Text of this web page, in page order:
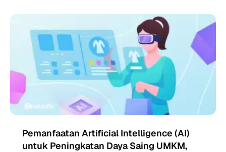
Pemanfaatan Artificial Intelligence (AI)
untuk Peningkatan Daya Saing UMKM,